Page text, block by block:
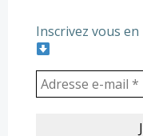
Inscrivez vous